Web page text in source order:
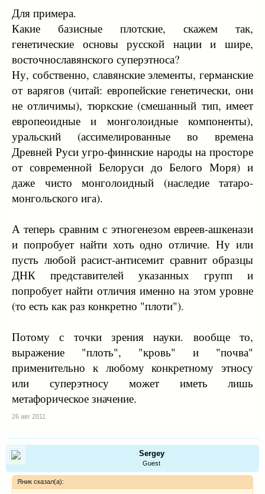
Для примера.
Какие базисные плотские, скажем так,
генетические основы русской нации и шире,
восточнославянского суперэтноса?
Ну, собственно, славянские элементы, германские
от варягов (читай: европейские генетически, они
не отличимы), тюркские (смешанный тип, имеет
европеоидные и монголоидные компоненты),
уральский (ассимелированные во времена
Древней Руси угро-финнские народы на просторе
от современной Белоруси до Белого Моря) и
даже чисто монголоидный (наследие татаро-
монгольского ига).
А теперь сравним с этногенезом евреев-ашкенази
и попробует найти хоть одно отличие. Ну или
пусть любой расист-антисемит сравнит образцы
ДНК представителей указанных групп и
попробует найти отличия именно на этом уровне
(то есть как раз конкретно "плоти").
Потому с точки зрения науки. вообще то,
выражение "плоть", "кровь" и "почва"
применительно к любому конкретному этносу
или суперэтносу может иметь лишь
метафорическое значение.
26 авг 2011
Sergey
Guest
Яник сказал(а):